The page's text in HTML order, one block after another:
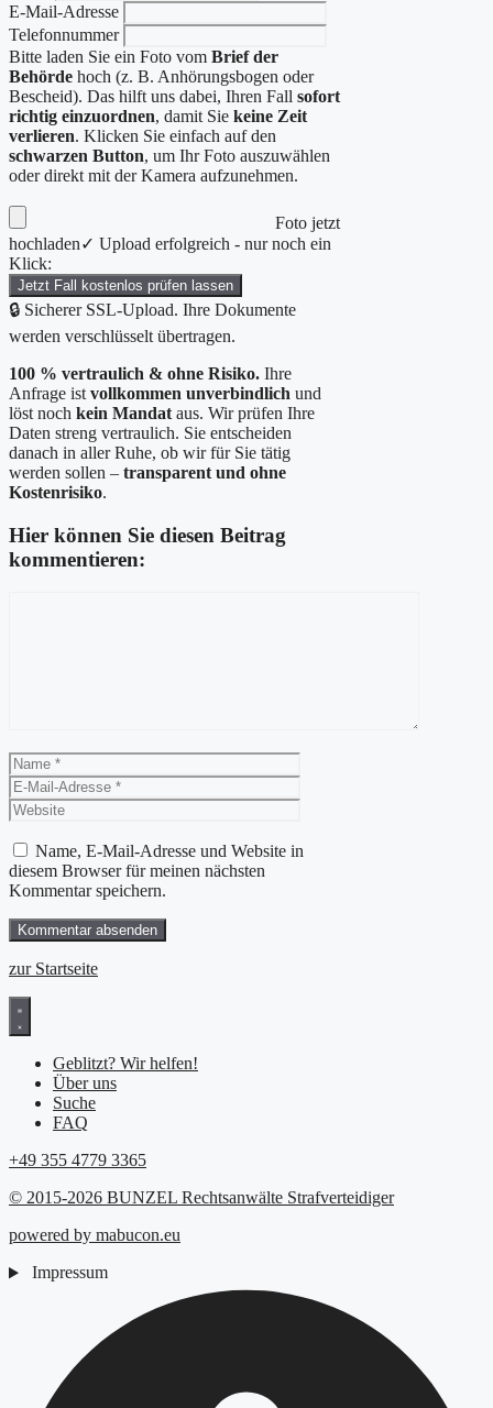
E-Mail-Adresse
Telefonnummer
Bitte laden Sie ein Foto vom Brief der
Behörde hoch (z. B. Anhörungsbogen oder
Bescheid). Das hilft uns dabei, Ihren Fall sofort
richtig einzuordnen, damit Sie keine Zeit
verlieren. Klicken Sie einfach auf den
schwarzen Button, um Ihr Foto auszuwählen
oder direkt mit der Kamera aufzunehmen.
Foto jetzt
hochladen✓ Upload erfolgreich - nur noch ein
Klick:
Jetzt Fall kostenlos prüfen lassen
🔒 Sicherer SSL-Upload. Ihre Dokumente
werden verschlüsselt übertragen.
100 % vertraulich & ohne Risiko. Ihre
Anfrage ist vollkommen unverbindlich und
löst noch kein Mandat aus. Wir prüfen Ihre
Daten streng vertraulich. Sie entscheiden
danach in aller Ruhe, ob wir für Sie tätig
werden sollen – transparent und ohne
Kostenrisiko.
Hier können Sie diesen Beitrag
kommentieren:
Name
Mail-
Adresse
Name, E-Mail-Adresse und Website in
diesem Browser für meinen nächsten
Kommentar speichern.
zur Startseite
Geblitzt? Wir helfen!
Über uns
Suche
FAQ
+49 355 4779 3365
© 2015-2026 BUNZEL Rechtsanwälte Strafverteidiger
powered by mabucon.eu
Impressum